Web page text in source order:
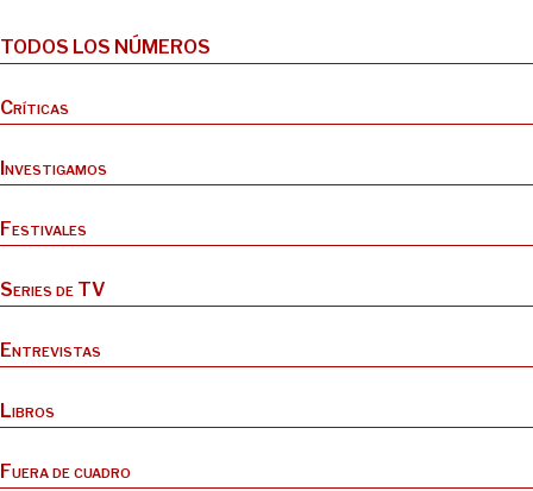
TODOS LOS NÚMEROS
Críticas
Investigamos
Festivales
Series de TV
Entrevistas
Libros
Fuera de cuadro